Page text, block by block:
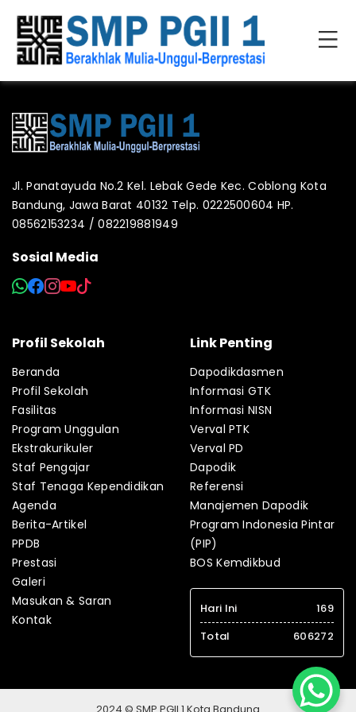
Jl. Panatayuda No.2 Kel. Lebak Gede Kec. Coblong Kota
Bandung, Jawa Barat 40132 Telp. 0222500604 HP.
08562153234 / 082219881949
Sosial Media
Profil Sekolah
Beranda
Profil Sekolah
Fasilitas
Program Unggulan
Ekstrakurikuler
Staf Pengajar
Staf Tenaga Kependidikan
Agenda
Berita-Artikel
PPDB
Prestasi
Galeri
Masukan & Saran
Kontak
Link Penting
Dapodikdasmen
Informasi GTK
Informasi NISN
Verval PTK
Verval PD
Dapodik
Referensi
Manajemen Dapodik
Program Indonesia Pintar
(PIP)
BOS Kemdikbud
Hari Ini
169
Total
606272